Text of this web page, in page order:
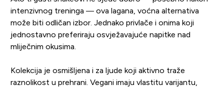
intenzivnog treninga — ova lagana, voćna alternativa
može biti odličan izbor. Jednako privlače i onima koji
jednostavno preferiraju osvježavajuće napitke nad
mliječnim okusima.
Kolekcija je osmišljena i za ljude koji aktivno traže
raznolikost u prehrani. Vegani imaju vlastitu varijantu,